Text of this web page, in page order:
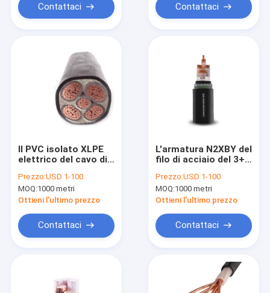
Chi siamo
Contattaci
Cavo elettrico corazzato
Cavo elettrico sotterraneo
Cavi medi di tensione
Contattaci Contattaci
Il PVC isolato XLPE
elettrico del cavo di
0.6/1 chilovolt ha
inguainato
Prezzo:USD 1-100
MOQ:1000 metri
Ottieni l'ultimo prezzo
Contattaci
L'armatura N2XBY del
filo di acciaio del 3+1
guaina interna del
PVC per la
metropolitana
Prezzo:USD 1-100
MOQ:1000 metri
Ottieni l'ultimo prezzo
Contattaci